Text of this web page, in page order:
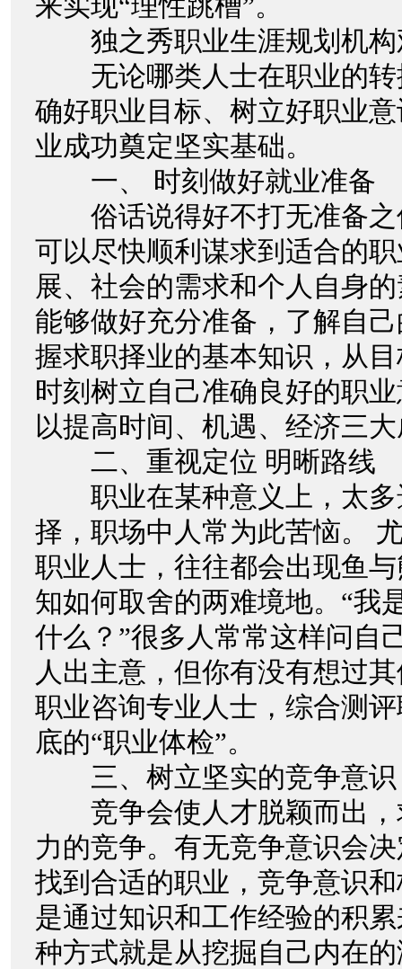
独之秀职业生涯规划机构
无论哪类人士在职业的转
确好职业目标、树立好职业
业成功奠定坚实基础。
一、 时刻做好就业准备
俗话说得好不打无准备之
可以尽快顺利谋求到适合的
展、社会的需求和个人自身
能够做好充分准备，了解自
握求职择业的基本知识，从
时刻树立自己准确良好的职
以提高时间、机遇、经济三
二、重视定位 明晰路线
职业在某种意义上，太多
择，职场中人常为此苦恼。
职业人士，往往都会出现鱼
知如何取舍的两难境地。“我
什么？”很多人常常这样问自
人出主意，但你有没有想过
职业咨询专业人士，综合测
底的“职业体检”。
三、树立坚实的竞争意
竞争会使人才脱颖而出，
力的竞争。有无竞争意识会
找到合适的职业，竞争意识
是通过知识和工作经验的积
种方式就是从挖掘自己内在